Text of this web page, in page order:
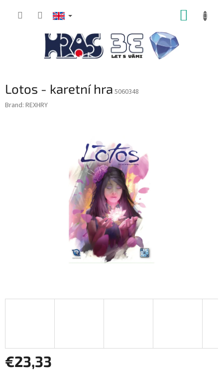
Lotos - karetní hra 5060348
Brand: REXHRY
€23,33